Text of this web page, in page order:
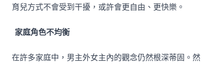
育兒方式不會受到干擾，或許會更自由、更快樂。
家庭角色不均衡
在許多家庭中，男主外女主內的觀念仍然根深蒂固。然